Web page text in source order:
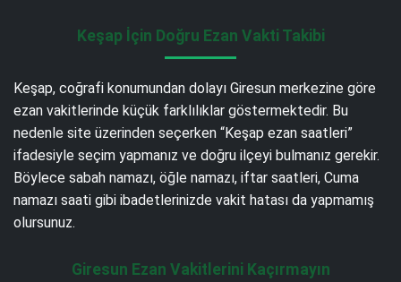
Keşap İçin Doğru Ezan Vakti Takibi
Keşap, coğrafi konumundan dolayı Giresun merkezine göre
ezan vakitlerinde küçük farklılıklar göstermektedir. Bu
nedenle site üzerinden seçerken “Keşap ezan saatleri”
ifadesiyle seçim yapmanız ve doğru ilçeyi bulmanız gerekir.
Böylece sabah namazı, öğle namazı, iftar saatleri, Cuma
namazı saati gibi ibadetlerinizde vakit hatası da yapmamış
olursunuz.
Giresun Ezan Vakitlerini Kaçırmayın